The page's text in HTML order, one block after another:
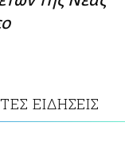
ΕΙΔΗΣΕΙΣ